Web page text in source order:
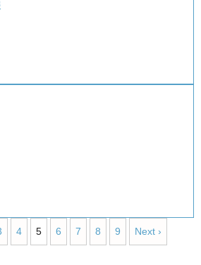
4 5 6 7 8 9 Next ›